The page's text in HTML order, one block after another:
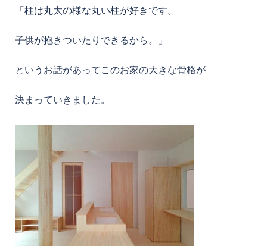
「柱は丸太の様な丸い柱が好きです。
子供が抱きついたりできるから。」
というお話があってこのお家の大きな骨格が
決まっていきました。